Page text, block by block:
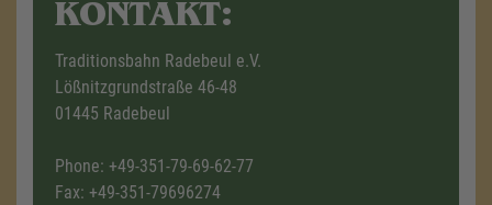
KONTAKT:
Traditionsbahn Radebeul e.V.
Lößnitzgrundstraße 46-48
01445 Radebeul
Phone: +49-351-79-69-62-77
Fax: +49-351-79696274